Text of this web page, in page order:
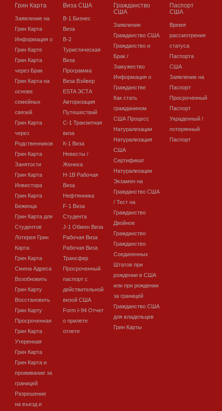
Грин Карта
Заявление на
Грин Карта
Информация о
Грин Карте
Грин Карта
через Брак
Грин Карта на
основе
семейных
связей
Грин Карта
через
Родственников
Грин Карта
Занятости
Грин Карта
Инвестора
Грин Карта
Беженца
Грин Карта для
Студентов
Лотерея Грин
Карта
Грин Карта
Смена Адреса
Возобновить
Грин Карту
Восстановить
Грин Карту
Просроченная
Грин Карта
Утеренная
Грин Карта
Грин Карта и
проживание за
границей
Разрешение
на въезд и
Виза США
В-1 Бизнес
Виза
В-2
Туристическая
Виза
Программа
Виза Вэйвер
ESTA ЭСТА
Авторизация
Путешествий
C-1 Транзитная
виза
К-1 Виза
Невесты /
Жениха
H-1B Рабочая
Виза
Нефтянника
F-1 Виза
Студента
J-1 Обмен Виза
Рабочая Виза
Рабочая Виза
Трансфер
Просроченный
паспорт с
действительной
визой США
Form I-94 Отчет
о прилете
отлете
Гражданство
США
Заявление
Гражданство США
Гражданство и
Брак /
Замужество
Информация о
Гражданстве
Как стать
гражданином
США Процесс
Натурализации
Натурализация
США
Сертификат
Натурализации
Экзамен на
Гражданство США
/ Тест на
Гражданство
Двойное
Гражданство
Гражданство
Соединенных
Штатов при
рождении в США
или при рождении
за границей
Гражданство США
для владельцев
Грин Карты
Паспорт
США
Время
рассмотрения
статуса
Паспорта
США
Заявление на
Паспорт
Просроченный
Паспорт
Украденный /
потерянный
Паспорт